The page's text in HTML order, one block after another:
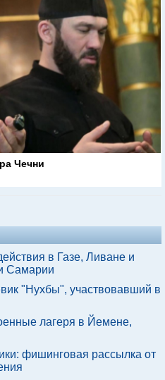
Чечни
в Газе, Ливане и
Самарии
"Нухбы", участвовавший в
лагеря в Йемене,
фишинговая рассылка от